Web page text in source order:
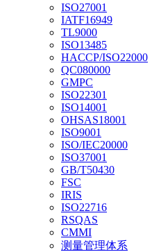
ISO27001
IATF16949
TL9000
ISO13485
HACCP/ISO22000
QC080000
GMPC
ISO22301
ISO14001
OHSAS18001
ISO9001
ISO/IEC20000
ISO37001
GB/T50430
FSC
IRIS
ISO22716
RSQAS
CMMI
测量管理体系